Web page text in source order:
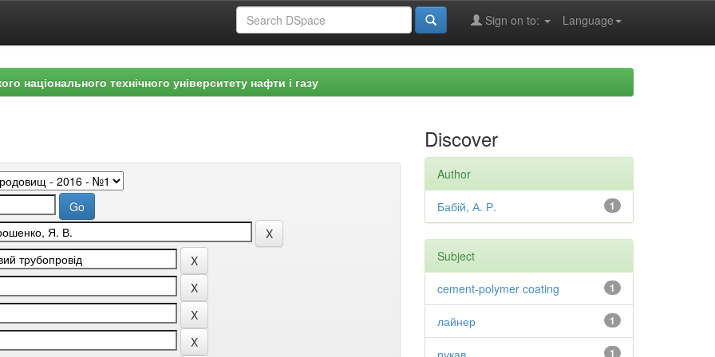
Language
Sign on to:
національного технічного університету нафти і газу
Discover
Author
1
Бабій, А. Р.
Subject
1
cement-polymer coating
1
лайнер
1
рукав